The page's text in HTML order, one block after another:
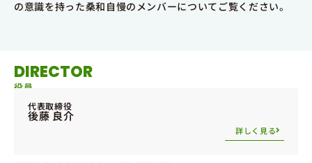
の意識を持った桑和自慢のメンバーについてご覧ください。
DIRECTOR
役員
代表取締役
後藤 良介
詳しく見る